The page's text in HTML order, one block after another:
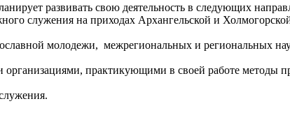
развивать свою деятельность в следующих
служения на приходах Архангельской и
молодежи, межрегиональных и региональных
практикующими в своей работе методы